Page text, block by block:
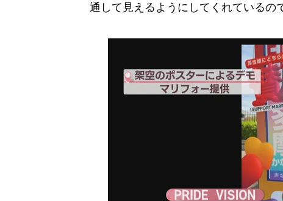
通して見えるようにしてくれているの